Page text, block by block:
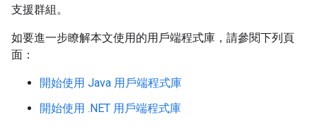
支援群組。
如要進一步瞭解本文使用的用戶端程式庫，請參閱下列頁
面：
開始使用 Java 用戶端程式庫
開始使用 .NET 用戶端程式庫